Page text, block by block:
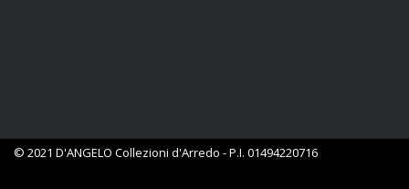
© 2021 D'ANGELO Collezioni d'Arredo - P.I. 01494220716